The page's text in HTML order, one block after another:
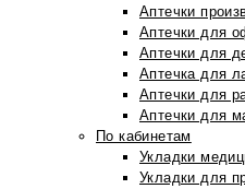
Аптечки
Аптечки для
Аптечки для
Аптечка для
Аптечки для
Аптечки для
По кабинетам
Укладки
Укладки для